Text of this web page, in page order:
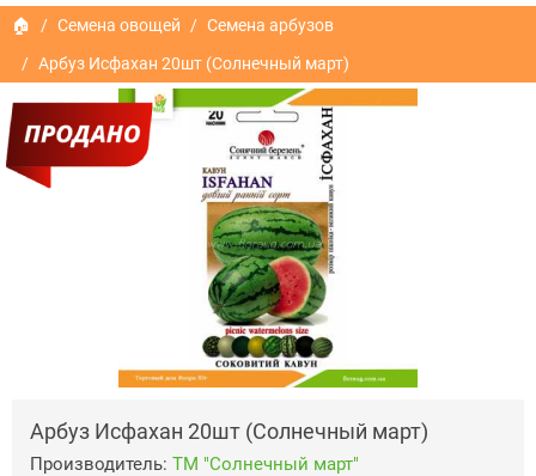
🏠 Семена овощей
Семена арбузов
Арбуз Исфахан 20шт (Солнечный март)
Арбуз Исфахан 20шт (Солнечный март)
Производитель: ТМ "Солнечный март"